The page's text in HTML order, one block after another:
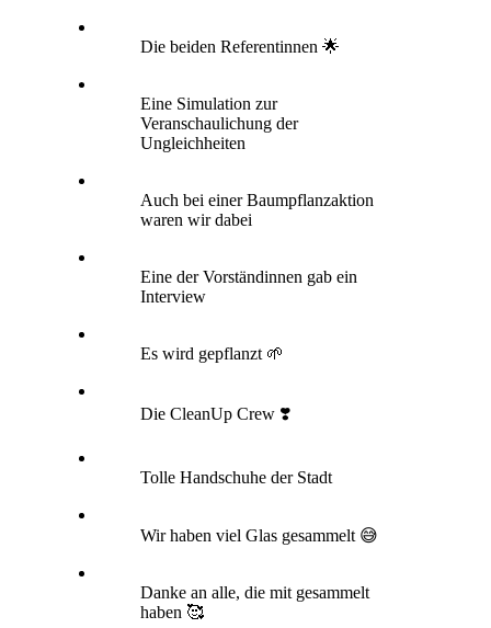
Die beiden Referentinnen 🌟
Eine Simulation zur
Veranschaulichung der
Ungleichheiten
Auch bei einer Baumpflanzaktion
waren wir dabei
Eine der Vorständinnen gab ein
Interview
Es wird gepflanzt 🌱
Die CleanUp Crew ❣️
Tolle Handschuhe der Stadt
Wir haben viel Glas gesammelt 😅
Danke an alle, die mit gesammelt
haben 🥰